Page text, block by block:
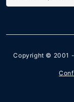
Copyright © 2001